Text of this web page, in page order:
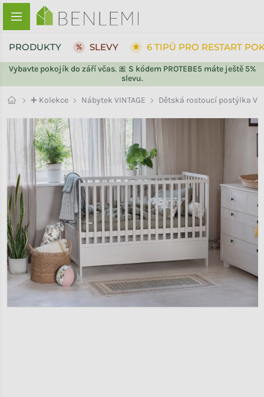
Přejít na obsah
Vybavte pokojík do září včas. 🎀 S kódem PROTEBE5 máte ještě 5%
slevu.
PRODUKTY SLEVY 6 TIPŮ PRO RESTART
➕ Kolekce Nábytek VINTAGE Dětská rostoucí postýlka
ZPĚT DO OBCHODU
ZPĚT DO OBCHODU